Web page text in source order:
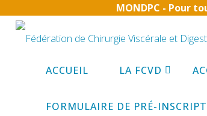
MONDPC - Pour
Skip
ACCUEIL
LA FCVD
FORMULAIRE DE PRÉ-
HomeMentions légales